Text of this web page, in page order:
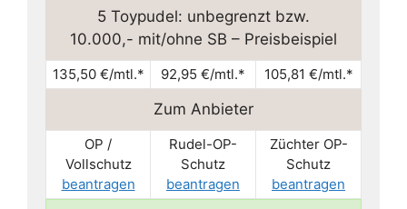
5 Toypudel: unbegrenzt bzw.
10.000,- mit/ohne SB – Preisbeispiel
135,50 €/mtl.* 92,95 €/mtl.* 105,81 €/mtl.*
Zum Anbieter
OP /
Vollschutz
beantragen
Rudel-OP-
Schutz
beantragen
Züchter OP-
Schutz
beantragen